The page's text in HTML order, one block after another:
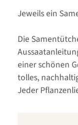
Jeweils ein
Die
einer schönen
tolles,
Jeder